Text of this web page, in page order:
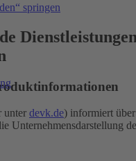
springen
unter devk.de) informiert über
Unternehmensdarstellung